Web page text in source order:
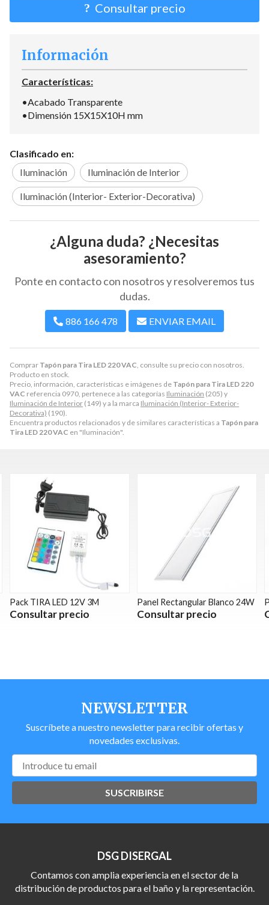
Consultar precio
Comprar Tapón para Tira LED 220 VAC, consulte su precio con nosotros.
Producto en stock.
Precio, información, características e imágenes de Tapón para Tira LED 220
VAC referencia 0970, pertenece a las categorías Iluminación (205) y
Iluminación de Interior (149) y a la marca Iluminación (Interior- Exterior-
Decorativa) (190).
Encuentra productos relacionados y de similares características a Tapón para
Tira LED 220 VAC en "Iluminación".
Información
Características:
•Acabado Transparente
•Dimensión 15X15X10H mm
Clasificado en:
Iluminación
Iluminación de Interior
Iluminación (Interior- Exterior-Decorativa)
¿Alguna duda? ¿Necesitas
asesoramiento?
Ponte en contacto con nosotros y resolveremos tus
dudas.
886 166 478 ENVIAR EMAIL
Pack TIRA LED 12V 3M
Consultar precio
Panel Rectangular Blanco 24W
Consultar precio
NEWSLETTER
Suscríbete a nuestro newsletter para recibir ofertas y
novedades exclusivas.
SUSCRIBIRSE
DSG DISERGAL
Contamos con amplia experiencia en el sector de la
distribución de productos para el baño y la representación.